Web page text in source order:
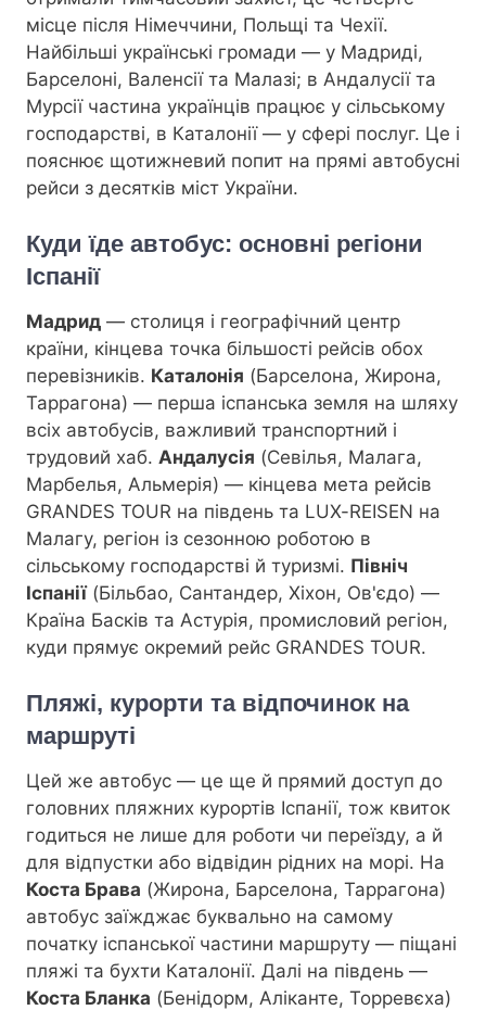
місце після Німеччини, Польщі та Чехії.
Найбільші українські громади — у Мадриді,
Барселоні, Валенсії та Малазі; в Андалусії та
Мурсії частина українців працює у сільському
господарстві, в Каталонії — у сфері послуг. Це і
пояснює щотижневий попит на прямі автобусні
рейси з десятків міст України.
Куди їде автобус: основні регіони
Іспанії
Мадрид — столиця і географічний центр
країни, кінцева точка більшості рейсів обох
перевізників. Каталонія (Барселона, Жирона,
Таррагона) — перша іспанська земля на шляху
всіх автобусів, важливий транспортний і
трудовий хаб. Андалусія (Севілья, Малага,
Марбелья, Альмерія) — кінцева мета рейсів
GRANDES TOUR на південь та LUX-REISEN на
Малагу, регіон із сезонною роботою в
сільському господарстві й туризмі. Північ
Іспанії(Більбао, Сантандер, Хіхон, Ов'єдо) —
Країна Басків та Астурія, промисловий регіон,
куди прямує окремий рейс GRANDES TOUR.
Пляжі, курорти та відпочинок на
маршруті
Цей же автобус — це ще й прямий доступ до
головних пляжних курортів Іспанії, тож квиток
годиться не лише для роботи чи переїзду, а й
для відпустки або відвідин рідних на морі. На
Костa Брава (Жирона, Барселона, Таррагона)
автобус заїжджає буквально на самому
початку іспанської частини маршруту — піщані
пляжі та бухти Каталонії. Далі на південь —
Коста Бланка (Бенідорм, Аліканте, Торревєха)